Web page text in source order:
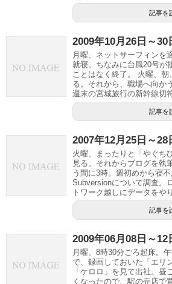
記事を
2009年10月26日～30
月曜、ネットサーフィンを
就寝。ちなみに台風20号が
ことはなく終了。 火曜、
る。それから、職場へ向か
週末の宮城旅行の新幹線切
記事を
2007年12月25日～28
火曜、まったりと「やぐち
見る。それからブログを執
う間に3時。週初めから寝不
Subversionについて調査。
トワーク越しにデータをや
記事を
2009年06月08日～12
月曜、8時30分ごろ起床。
で、録画しておいた「エリ
「ケロロ」を見て出社。昼
くなったので、駅の売店で